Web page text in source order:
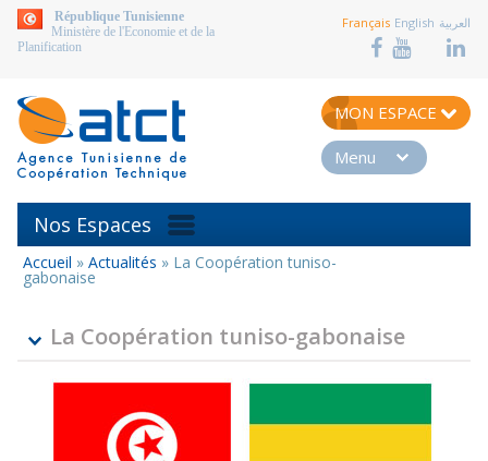
aller au contenu
République Tunisienne
Ministère de l'Economie et de la
Planification
Français English العربية
MON ESPACE
Menu
Nos Espaces
Vous
êtes
Accueil » Actualités » La Coopération tuniso-
gabonaise
La Coopération tuniso-gabonaise